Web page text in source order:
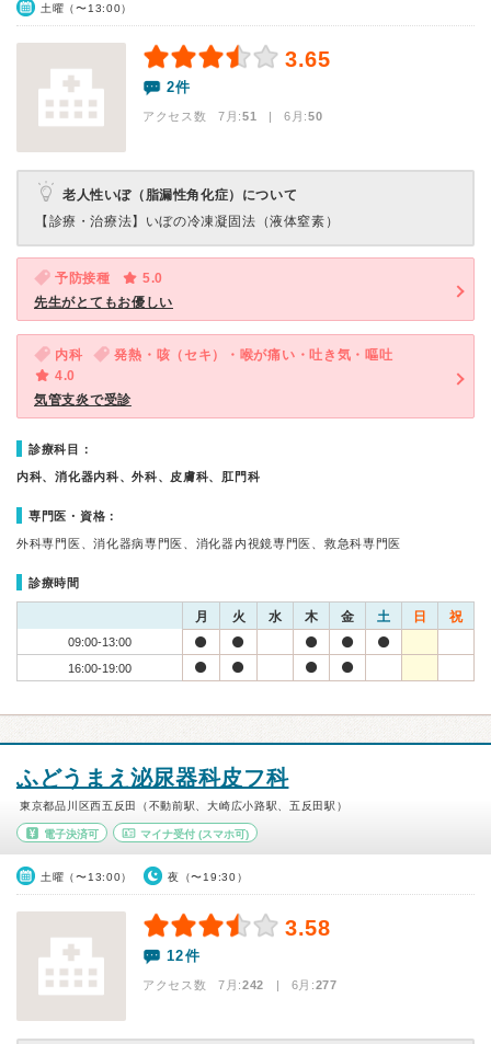
土曜（〜13:00）
3.65
2件
アクセス数 7月:51 | 6月:50
老人性いぼ（脂漏性角化症）について
【診療・治療法】 いぼの冷凍凝固法（液体窒素）
予防接種
5.0
先生がとてもお優しい
内科
発熱・咳（セキ）・喉が痛い・吐き気・嘔吐
4.0
気管支炎で受診
診療科目：
内科、消化器内科、外科、皮膚科、肛門科
専門医・資格：
外科専門医、消化器病専門医、消化器内視鏡専門医、救急科専門医
診療時間
月 火 水 木 金 土 日 祝
09:00-13:00
16:00-19:00
ふどうまえ泌尿器科皮フ科
東京都品川区西五反田（不動前駅、大崎広小路駅、五反田駅）
電子決済可 マイナ受付(スマホ可)
土曜（〜13:00） 夜（〜19:30）
3.58
12件
アクセス数 7月:242 | 6月:277